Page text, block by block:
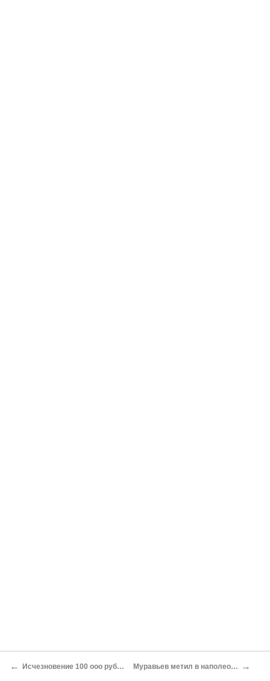
← Исчезновение 100 ооо рублей Муравьев метил в наполеоны →